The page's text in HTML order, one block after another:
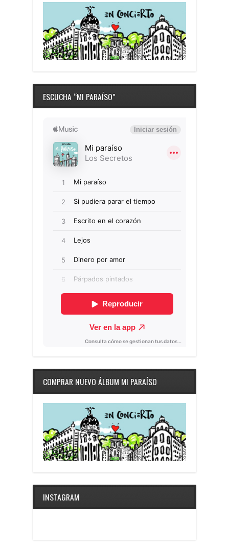
ESCUCHA “MI PARAÍSO”
COMPRAR NUEVO ÁLBUM MI PARAÍSO
INSTAGRAM